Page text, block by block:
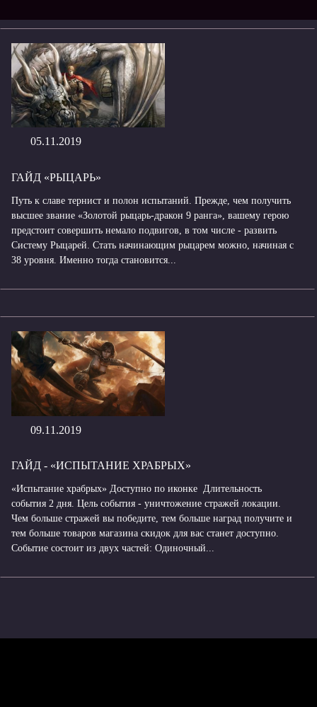
05.11.2019
ГАЙД «РЫЦАРЬ»
Путь к славе тернист и полон испытаний. Прежде, чем получить
высшее звание «Золотой рыцарь-дракон 9 ранга», вашему герою
предстоит совершить немало подвигов, в том числе - развить
Систему Рыцарей. Стать начинающим рыцарем можно, начиная с
38 уровня. Именно тогда становится...
09.11.2019
ГАЙД - «ИСПЫТАНИЕ ХРАБРЫХ»
«Испытание храбрых» Доступно по иконке Длительность
события 2 дня. Цель события - уничтожение стражей локации.
Чем больше стражей вы победите, тем больше наград получите и
тем больше товаров магазина скидок для вас станет доступно.
Событие состоит из двух частей: Одиночный...